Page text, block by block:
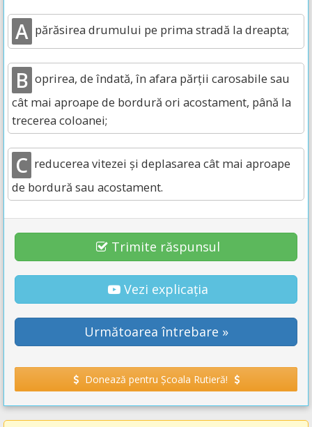
A părăsirea drumului pe prima stradă la dreapta;
B oprirea, de îndată, în afara părții carosabile sau
cât mai aproape de bordură ori acostament, până la
trecerea coloanei;
C reducerea vitezei și deplasarea cât mai aproape
de bordură sau acostament.
Trimite răspunsul
Vezi explicația
Următoarea întrebare »
Donează pentru Școala Rutieră!